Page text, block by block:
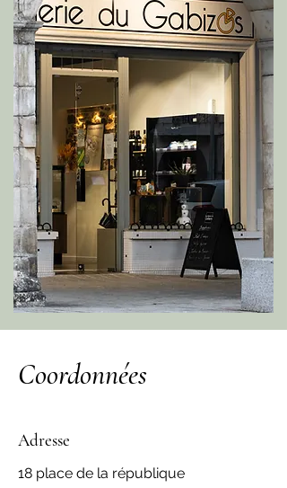
Coordonnées
Adresse
18 place de la république